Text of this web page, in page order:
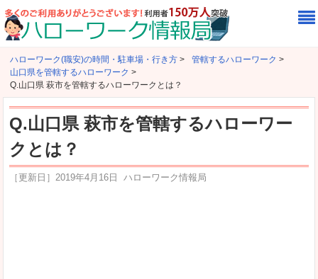
ハローワーク(職安)の時間・駐車場・行き方 > 管轄するハローワーク >
山口県を管轄するハローワーク >
Q.山口県 萩市を管轄するハローワークとは？
Q.山口県 萩市を管轄するハローワー
クとは？
［更新日］ 2019年4月16日 ハローワーク情報局